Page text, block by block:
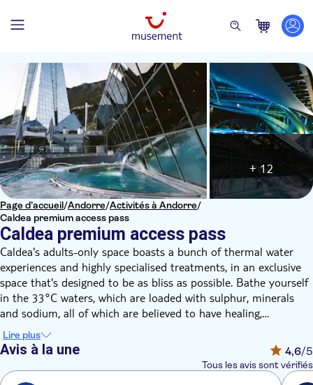
Page d’accueil/Andorre/Activités à Andorre/
Caldea premium access pass
Caldea premium access pass
+ 12
Caldea's adults-only space boasts a bunch of thermal water
experiences and highly specialised treatments, in an exclusive
space that's designed to be as bliss as possible. Bathe yourself
in the 33°C waters, which are loaded with sulphur, minerals
and sodium, all of which are believed to have healing,
decongestant and antiallergic properties – how's that for a
pampering? Just remember to stick to the entry times you
book – you won't be able to visit the spa if you're late.
Lire plus
Avis à la une 4,6/5
Tous les avis sont vérifiés